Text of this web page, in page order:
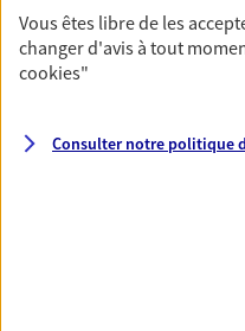
immobilier en confiant
AXA !
Vous êtes libre de les
changer d'avis à tout
cookies"
Consulter notre politique